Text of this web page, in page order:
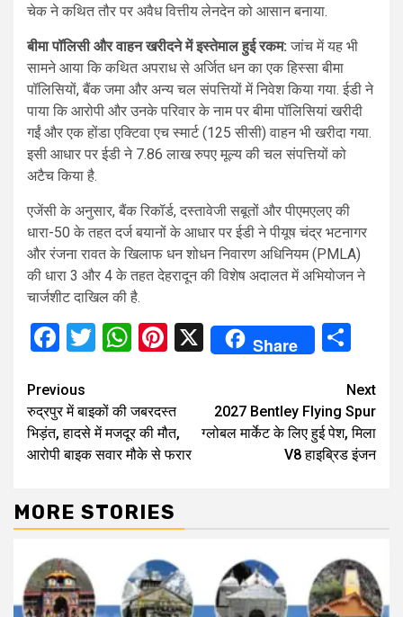
चेक ने कथित तौर पर अवैध वित्तीय लेनदेन को आसान बनाया.
बीमा पॉलिसी और वाहन खरीदने में इस्तेमाल हुई रकम: जांच में यह भी
सामने आया कि कथित अपराध से अर्जित धन का एक हिस्सा बीमा
पॉलिसियों, बैंक जमा और अन्य चल संपत्तियों में निवेश किया गया. ईडी ने
पाया कि आरोपी और उनके परिवार के नाम पर बीमा पॉलिसियां खरीदी
गईं और एक होंडा एक्टिवा एच स्मार्ट (125 सीसी) वाहन भी खरीदा गया.
इसी आधार पर ईडी ने 7.86 लाख रुपए मूल्य की चल संपत्तियों को
अटैच किया है.
एजेंसी के अनुसार, बैंक रिकॉर्ड, दस्तावेजी सबूतों और पीएमएलए की
धारा-50 के तहत दर्ज बयानों के आधार पर ईडी ने पीयूष चंद्र भटनागर
और रंजना रावत के खिलाफ धन शोधन निवारण अधिनियम (PMLA)
की धारा 3 और 4 के तहत देहरादून की विशेष अदालत में अभियोजन ने
चार्जशीट दाखिल की है.
Facebook
Twitter
WhatsApp
Pinterest
X Share
Continue
Reading
Previous
रुद्रपुर में बाइकों की जबरदस्त
भिड़ंत, हादसे में मजदूर की मौत,
आरोपी बाइक सवार मौके से फरार
Next
2027 Bentley Flying Spur
ग्लोबल मार्केट के लिए हुई पेश, मिला
V8 हाइब्रिड इंजन
MORE STORIES